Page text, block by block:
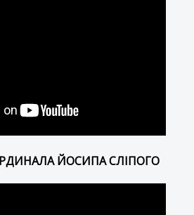
ЙОСИПА СЛІПОГО